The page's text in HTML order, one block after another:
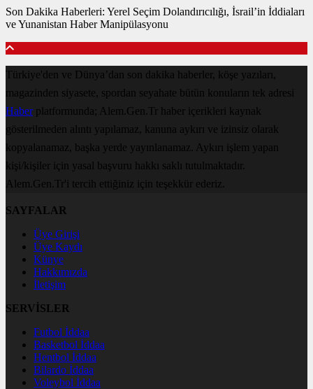
Son Dakika Haberleri: Yerel Seçim Dolandırıcılığı, İsrail’in İddiaları
ve Yunanistan Haber Manipülasyonu
Türkiye'den ve Dünya’dan son dakika haberler, köşe yazıları,
magazinden siyasete, spordan seyahate bütün konuların tek adresi
Haberplatformunda; Alem.Gen.Tr haber içerikleri kaynak
gösterilmeden alıntı yapılamaz, kanuna aykırı ve izinsiz olarak
kopyalanamaz, başka yerde yayınlanamaz. Aykırı işlem yapan
kişi/kişiler için yasal başvuru hakkı saklı tutulmaktadır.
Alem.Gen.Tr'i tercih ettiğiniz için teşekkür ederiz.
SAYFALAR
Üye Girişi
Üye Kaydı
Künye
Hakkımızda
İletişim
SERVİSLER
Futbol İddaa
Basketbol İddaa
Hentbol İddaa
Bilardo İddaa
Voleybol İddaa